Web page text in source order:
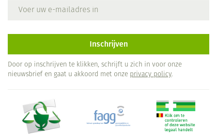
Inschrijven
Door op inschrijven te klikken, schrijft u zich in voor onze
nieuwsbrief en gaat u akkoord met onze privacy policy.